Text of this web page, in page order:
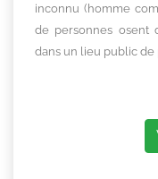
inconnu (homme
de personnes osent
dans un lieu public